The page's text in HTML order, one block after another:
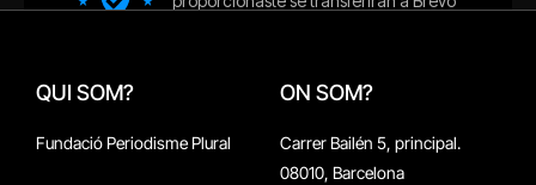
QUI SOM?
Fundació Periodisme Plural
ON SOM?
Carrer Bailén 5, principal.
08010, Barcelona